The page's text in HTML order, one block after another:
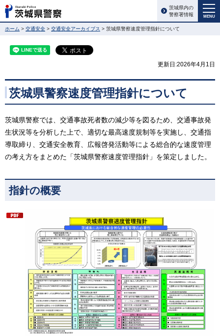
MENU
茨城県内の
警察署情報
ホーム > 交通安全 > 交通安全アーカイブス > 茨城県警察速度管理指針について
更新日:2026年4月1日
茨城県警察速度管理指針について
茨城県警察では、交通事故死者数の減少等を図るため、交通事故発
生状況等を分析した上で、適切な最高速度規制等を実施し、交通指
導取締り、交通安全教育、広報啓発活動等による総合的な速度管理
の考え方をまとめた「茨城県警察速度管理指針」を策定しました。
指針の概要